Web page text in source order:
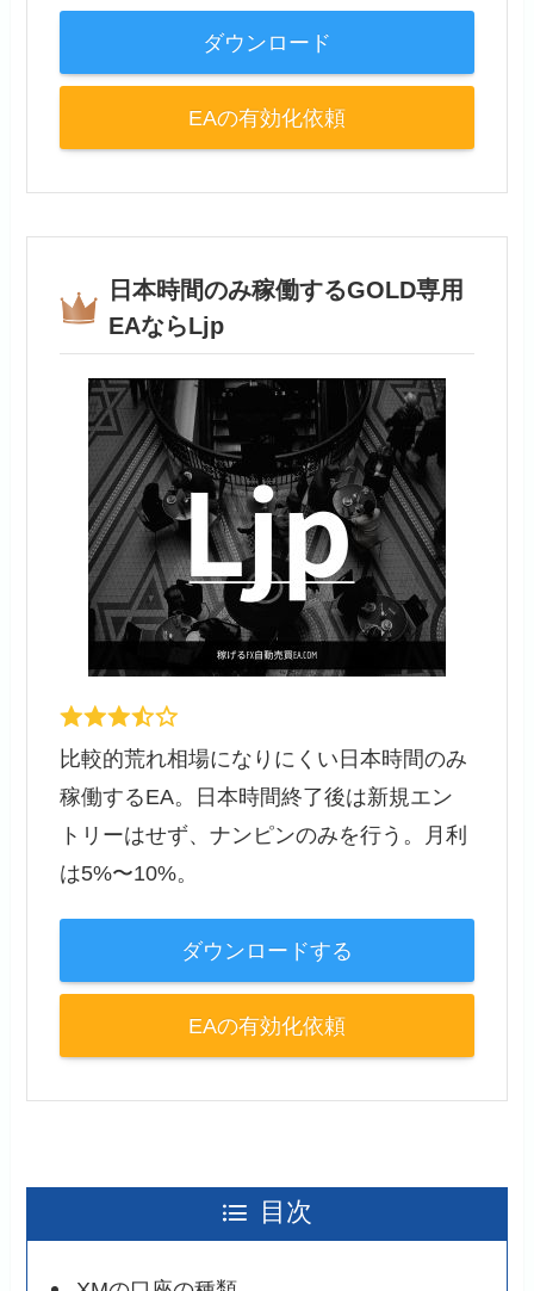
ダウンロード
EAの有効化依頼
日本時間のみ稼働するGOLD専用
EAならLjp
比較的荒れ相場になりにくい日本時間のみ
稼働するEA。日本時間終了後は新規エン
トリーはせず、ナンピンのみを行う。月利
は5%〜10%。
ダウンロードする
EAの有効化依頼
目次